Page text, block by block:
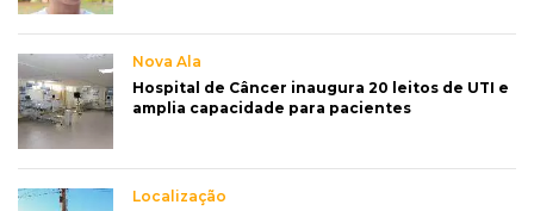
Nova Ala
Hospital de Câncer inaugura 20 leitos de UTI e
amplia capacidade para pacientes
Localização